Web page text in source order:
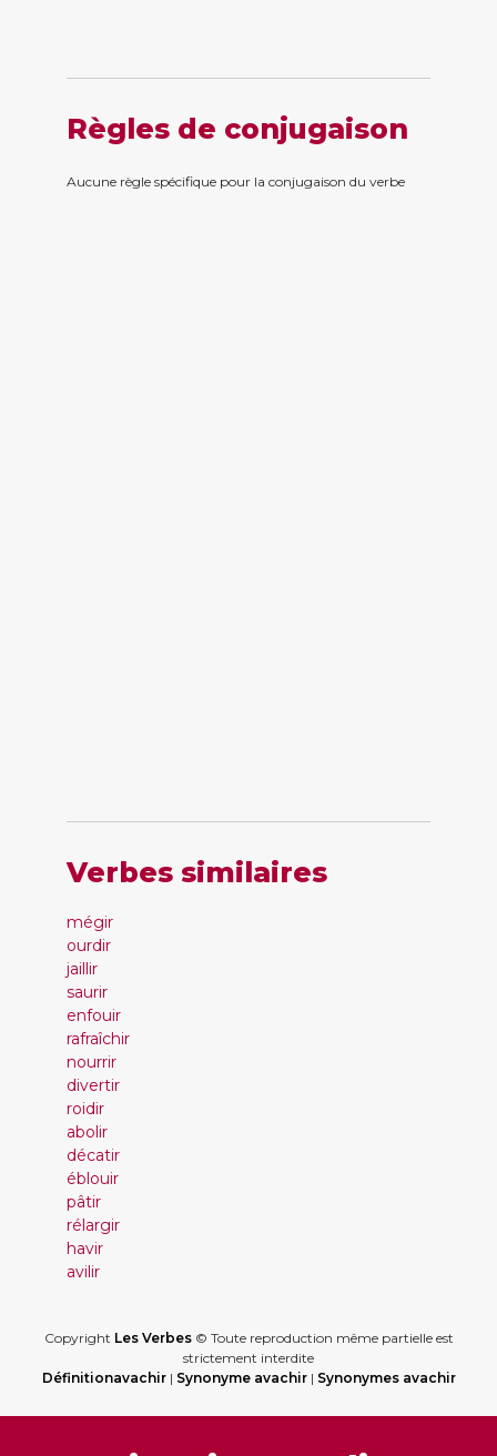
Règles de conjugaison
Aucune règle spécifique pour la conjugaison du verbe
Verbes similaires
mégir
ourdir
jaillir
saurir
enfouir
rafraîchir
nourrir
divertir
roidir
abolir
décatir
éblouir
pâtir
rélargir
havir
avilir
Copyright Les Verbes© Toute reproduction même partielle est
strictement interdite
Définitionavachir| Synonyme avachir| Synonymes avachir